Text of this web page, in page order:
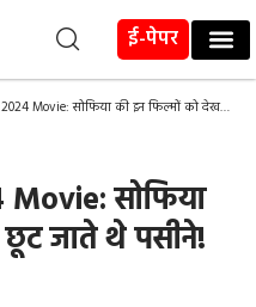
ई-पेपर
सोफिया की इन फिल्मों को देख छूट जाते थे पसीने! बच्चों को है मनाही
सोफिया
जाते थे पसीने!